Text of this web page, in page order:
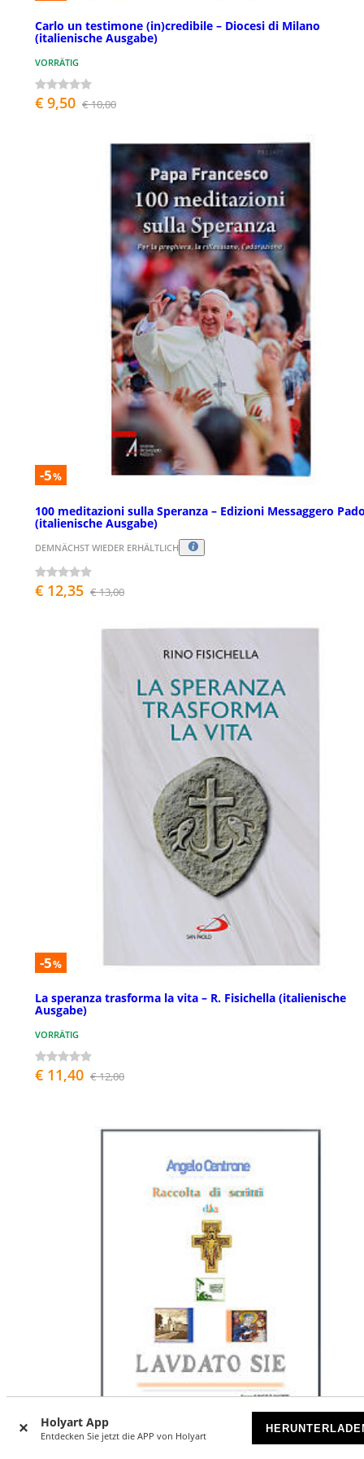
Holyart App
Entdecken Sie jetzt die APP von Holyart
Carlo un testimone (in)credibile – Diocesi di Milano
(italienische Ausgabe)
VORRÄTIG
€ 9,50 € 10,00
-5%
100 meditazioni sulla Speranza – Edizioni Messaggero
(italienische Ausgabe)
DEMNÄCHST WIEDER ERHÄLTLICH
€ 12,35 € 13,00
-5%
La speranza trasforma la vita – R. Fisichella (italienische
Ausgabe)
VORRÄTIG
€ 11,40 € 12,00